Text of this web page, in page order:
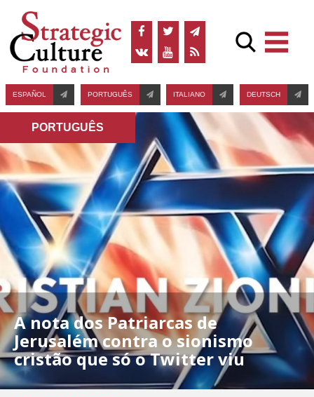
ESPAÑOL PORTUGUÊS ITALIANO DEUTSCH
PORTUGUÊS
A nota dos Patriarcas de
Jerusalém contra o sionismo
cristão que só o Twitter viu